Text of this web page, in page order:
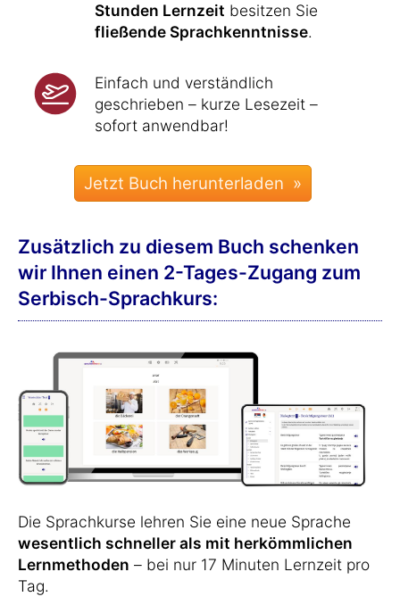
Stunden Lernzeit besitzen Sie
fließende Sprachkenntnisse.
Einfach und verständlich
geschrieben – kurze Lesezeit –
sofort anwendbar!
Zusätzlich zu diesem Buch schenken
wir Ihnen einen 2-Tages-Zugang zum
Serbisch-Sprachkurs:
Die Sprachkurse lehren Sie eine neue Sprache
wesentlich schneller als mit herkömmlichen
Lernmethoden – bei nur 17 Minuten Lernzeit pro
Tag.